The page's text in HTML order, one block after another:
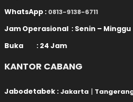
WhatsApp : 0813-9138-6711
Jam Operasional : Senin – Minggu
Buka : 24 Jam
KANTOR CABANG
Jabodetabek : Jakarta |